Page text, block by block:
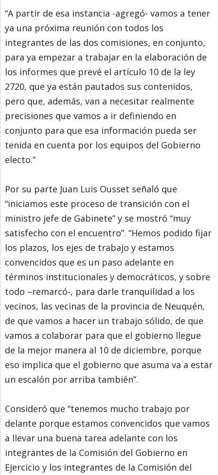
“A partir de esa instancia -agregó- vamos a tener
ya una próxima reunión con todos los
integrantes de las dos comisiones, en conjunto,
para ya empezar a trabajar en la elaboración de
los informes que prevé el artículo 10 de la ley
2720, que ya están pautados sus contenidos,
pero que, además, van a necesitar realmente
precisiones que vamos a ir definiendo en
conjunto para que esa información pueda ser
tenida en cuenta por los equipos del Gobierno
electo.”
Por su parte Juan Luis Ousset señaló que
“iniciamos este proceso de transición con el
ministro jefe de Gabinete” y se mostró “muy
satisfecho con el encuentro”. “Hemos podido fijar
los plazos, los ejes de trabajo y estamos
convencidos que es un paso adelante en
términos institucionales y democráticos, y sobre
todo –remarcó-, para darle tranquilidad a los
vecinos, las vecinas de la provincia de Neuquén,
de que vamos a hacer un trabajo sólido, de que
vamos a colaborar para que el gobierno llegue
de la mejor manera al 10 de diciembre, porque
eso implica que el gobierno que asuma va a estar
un escalón por arriba también”.
Consideró que “tenemos mucho trabajo por
delante porque estamos convencidos que vamos
a llevar una buena tarea adelante con los
integrantes de la Comisión del Gobierno en
Ejercicio y los integrantes de la Comisión del